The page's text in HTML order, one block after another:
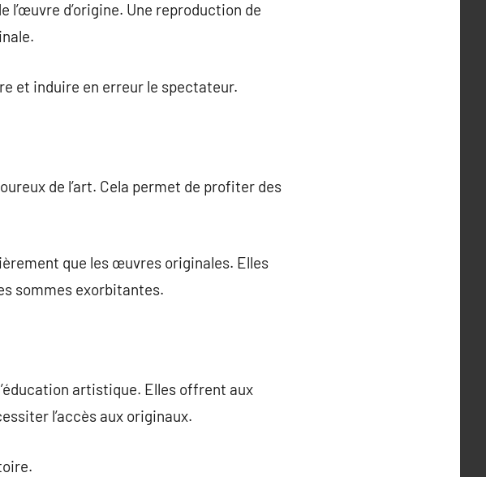
d’origine. Une reproduction de
et induire en erreur le spectateur.
de l’art. Cela permet de profiter des
que les œuvres originales. Elles
sommes exorbitantes.
artistique. Elles offrent aux
l’accès aux originaux.